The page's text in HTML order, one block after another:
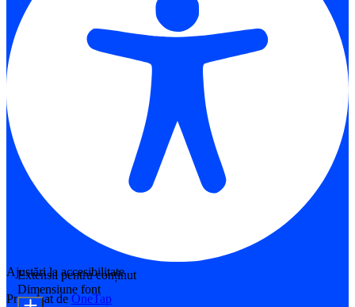
Ajustări la accesibilitate
Propulsat de OneTap
Extensii pentru conținut
Dimensiune font